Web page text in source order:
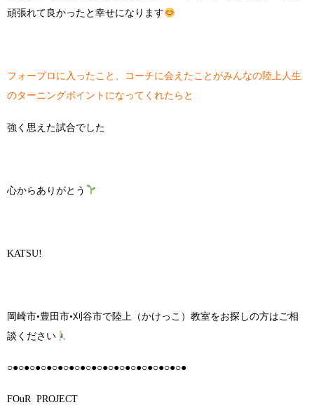
頑張れて良かったと幸せになります
フォープロに入ったこと、コーチに会えたことがみんなの陸上人生
のターニングポイントになってくれたらと
強く思えた試合でした
心からありがとう
KATSU!
岡崎市•豊田市•刈谷市で陸上（かけっこ）教室をお探しの方はご相
談ください
○●○●○●○●○●○●○●○●○●○●○●○●○●○●○●○●
FOuR PROJECT